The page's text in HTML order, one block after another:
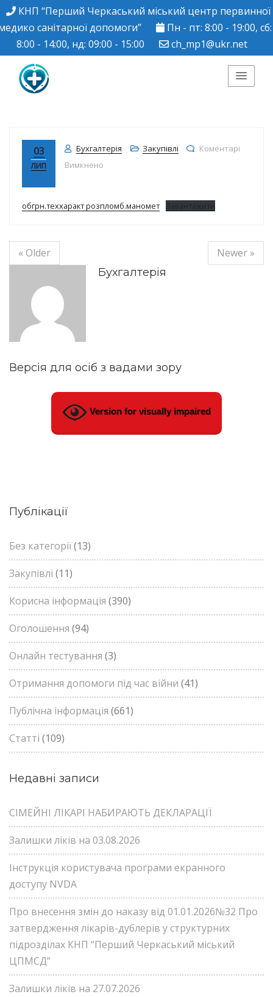
КНП “Перший Черкаський міський центр первинної
санітарної допомоги”
Пн - пт: 8:00 - 19:00, сб:
8:00 - 14:00, нд: 09:00 - 15:00
ch_mp1@ukr.net
Черкаський міський
центр ПМСД"
03
ЛИП
Бухгалтерія Закупівлі
Коментарі
Вимкнено
обгрн.теххаракт розпломб.маномет Завантажити
« Older
Newer »
Бухгалтерія
Версія для осіб з вадами зору
Version for visually impaired
Публікації
Без категорії(13)
Закупівлі (11)
Корисна інформація (390)
Оголошення (94)
Онлайн тестування (3)
Отримання допомоги під час війни (41)
Публічна інформація (661)
Статті (109)
Недавні записи
СІМЕЙНІ ЛІКАРІ НАБИРАЮТЬ ДЕКЛАРАЦІЇ
Залишки ліків на 03.08.2026
Інструкція користувача програми екранного
доступу NVDA
Про внесення змін до наказу від 01.01.2026№32 Про
затвердження лікарів-дублерів у структурних
підрозділах КНП “Перший Черкаський міський
ЦПМСД”
Залишки ліків на 27.07.2026